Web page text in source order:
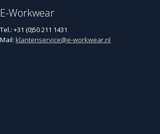
E-Workwear
Tel.: +31 (0)50 211 1431
Mail: klantenservice@e-workwear.nl